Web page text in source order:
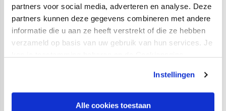
partners voor social media, adverteren en analyse. Deze
partners kunnen deze gegevens combineren met andere
informatie die u aan ze heeft verstrekt of die ze hebben
verzameld op basis van uw gebruik van hun services. Je
Instellingen
Alle cookies toestaan
Driss Laaouina & Adam Attallihi – Oranje Onder 17
FC Utrecht-talenten Driss Laaouina en Adam Attallihi
maken deel uit van Oranje Onder 17, dat eveneens naar
Spanje afreist. Op donderdag 9 oktober spelen de
op zaterdag 11 oktober tegen Portugal Onder 17. Beide
wedstrijden vinden plaats in San Pedro del Pinatar.